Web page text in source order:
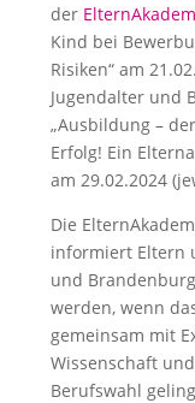
der
Kind bei
Risiken“ am
Jugendalter und
„Ausbildung –
Erfolg! Ein
am 29.02.2024
Die
informiert Eltern
und
werden, wenn
gemeinsam mit
Wissenschaft
Berufswahl